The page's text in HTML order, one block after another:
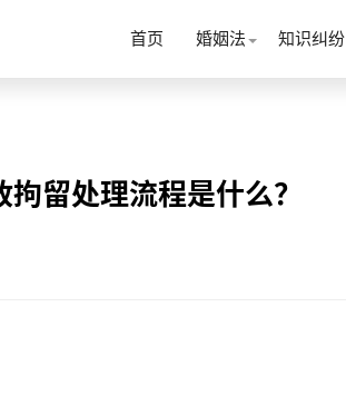
首页 婚姻法 知识纠纷
留处理流程是什么？